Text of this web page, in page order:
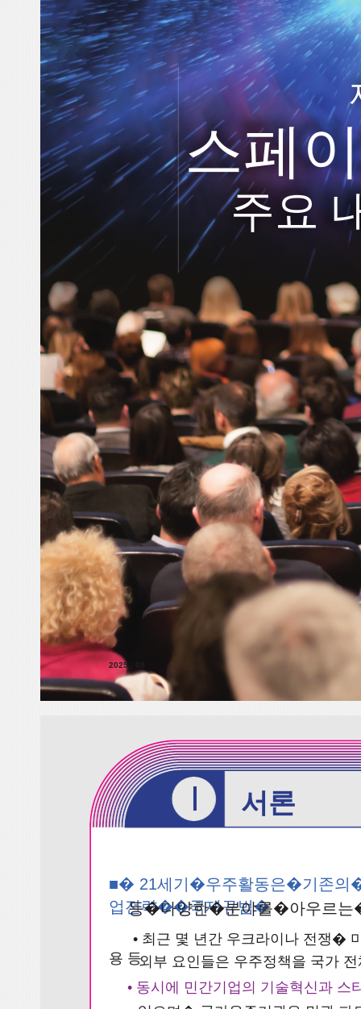
2025
스페
주요
I 서론
■� 21세기�우주활동은�기존
업전략��국제규범�
등�다양한�분야를�아우르
• 최근 몇 년간 우크라이나 전쟁�
용 등외부 요인들은 우주정책을 국가
• 동시에 민간기업의 기술혁신과